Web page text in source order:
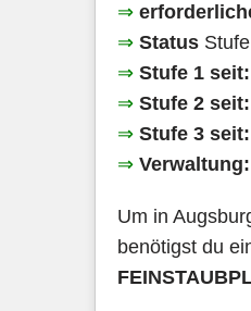
⇒
⇒ Status
⇒ Stufe 1 seit:
⇒ Stufe 2 seit:
⇒ Stufe 3 seit:
⇒ Verwaltung:
Um in
benötigst du